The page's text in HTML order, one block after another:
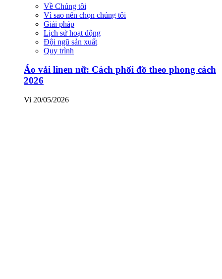
Về Chúng tôi
Vì sao nên chọn chúng tôi
Giải pháp
Lịch sử hoạt động
Đội ngũ sản xuất
Quy trình
Áo vải linen nữ: Cách phối đồ theo phong cách
2026
Vi 20/05/2026